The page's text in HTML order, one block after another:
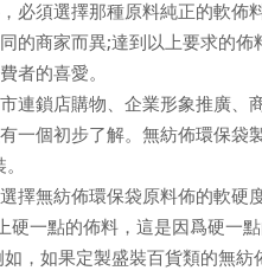
須選擇那種原料純正的軟佈
的商家而異;達到以上要求的
者的喜愛。
鎖店購物、企業形象推廣、
有一個初步了解。無紡佈環
無紡佈環保袋原料佈的軟硬
硬一點的佈料，這是因爲硬一
，如果定製盛裝百貨類的無